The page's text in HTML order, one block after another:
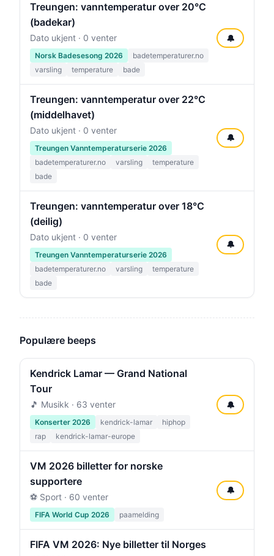
Treungen: vanntemperatur over 20°C
(badekar)
Dato ukjent · 0 venter
Norsk Badesesong 2026
badetemperaturer.no
varsling
temperature bade
🔔
Treungen: vanntemperatur over 22°C
(middelhavet)
Dato ukjent · 0 venter
Treungen Vanntemperaturserie 2026
badetemperaturer.no
varsling
temperature
bade
🔔
Treungen: vanntemperatur over 18°C
(deilig)
Dato ukjent · 0 venter
Treungen Vanntemperaturserie 2026
badetemperaturer.no
varsling
temperature
bade
🔔
Populære beeps
Kendrick Lamar — Grand National
Tour
🎵 Musikk · 63 venter
Konserter 2026 kendrick-lamar
hiphop
rap
kendrick-lamar-europe
🔔
VM 2026 billetter for norske
supportere
⚽ Sport · 60 venter
FIFA World Cup 2026 paamelding
🔔
FIFA VM 2026: Nye billetter til Norges